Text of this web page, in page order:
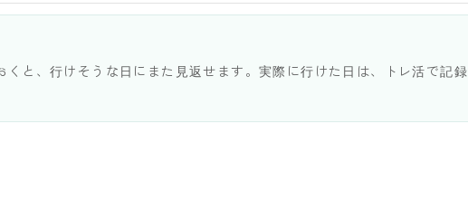
と、行けそうな日にまた見返せます。実際に行けた日は、トレ活で記録